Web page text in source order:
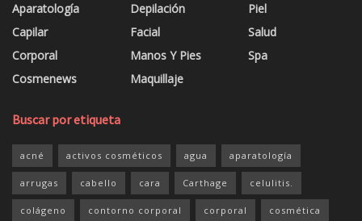
Aparatología
Capilar
Corporal
Cosmenews
Depilación
Facial
Manos Y Pies
Maquillaje
Piel
Salud
Spa
Buscar por etiqueta
acné activos cosméticos agua aparatología
arrugas cabello cara Carthage celulitis.
colágeno contorno corporal corporal cosmética